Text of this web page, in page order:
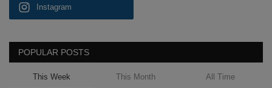
Instagram
POPULAR POSTS
This Week This Month All Time